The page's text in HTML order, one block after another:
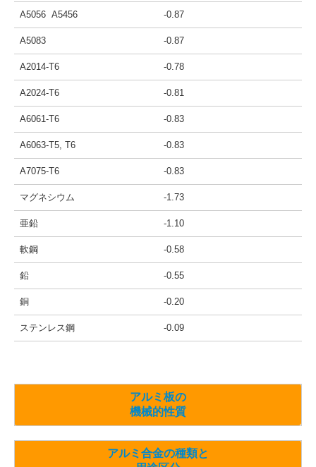
A5056 A5456 -0.87
A5083 -0.87
A2014-T6 -0.78
A2024-T6 -0.81
A6061-T6 -0.83
A6063-T5, T6 -0.83
A7075-T6 -0.83
マグネシウム -1.73
亜鉛 -1.10
軟鋼 -0.58
鉛 -0.55
銅 -0.20
ステンレス鋼 -0.09
アルミ板の
機械的性質
アルミ合金の種類と